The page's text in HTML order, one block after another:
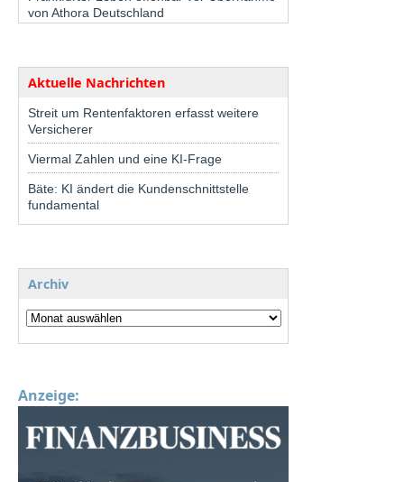
von Athora Deutschland
Aktuelle Nachrichten
Streit um Rentenfaktoren erfasst weitere
Versicherer
Viermal Zahlen und eine KI-Frage
Bäte: KI ändert die Kundenschnittstelle
fundamental
Archiv
Anzeige: